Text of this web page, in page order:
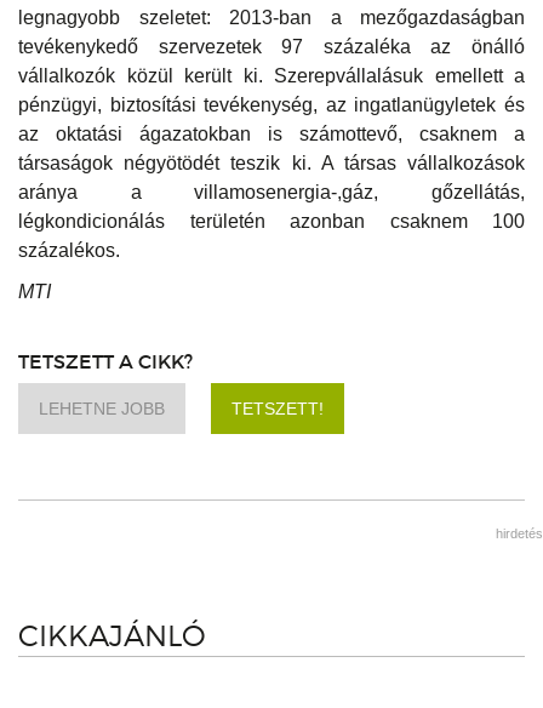
legnagyobb szeletet: 2013-ban a mezőgazdaságban
tevékenykedő szervezetek 97 százaléka az önálló
vállalkozók közül került ki. Szerepvállalásuk emellett a
pénzügyi, biztosítási tevékenység, az ingatlanügyletek és
az oktatási ágazatokban is számottevő, csaknem a
társaságok négyötödét teszik ki. A társas vállalkozások
aránya a villamosenergia-,gáz, gőzellátás,
légkondicionálás területén azonban csaknem 100
százalékos.
MTI
TETSZETT A CIKK?
LEHETNE JOBB TETSZETT!
hirdetés
CIKKAJÁNLÓ